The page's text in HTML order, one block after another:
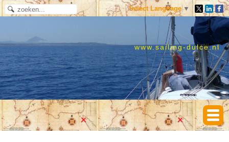
Select Language ▼
www.sailing-dulce.nl